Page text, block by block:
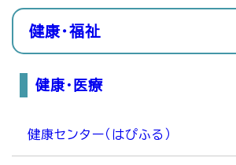
健康・福祉
健康・医療
健康センター（はぴふる）